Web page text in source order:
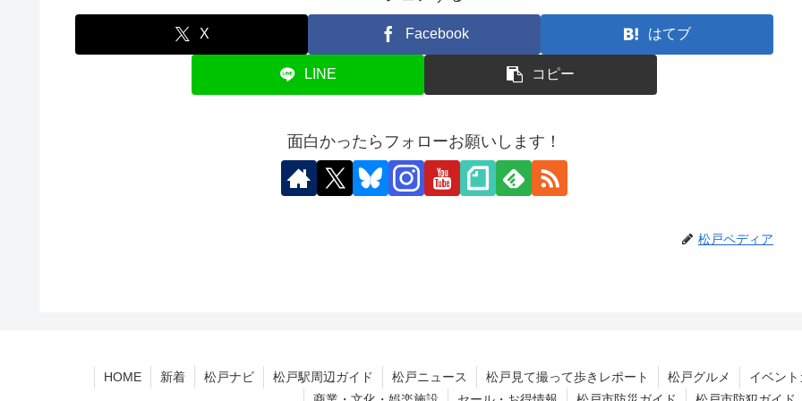
X Facebook はてブ
LINE コピー
面白かったらフォローお願いします！
松戸ペディア
HOME 新着 松戸ナビ 松戸駅周辺ガイド 松戸ニュース 松戸見て撮って歩きレポート 松戸グルメ
イベン